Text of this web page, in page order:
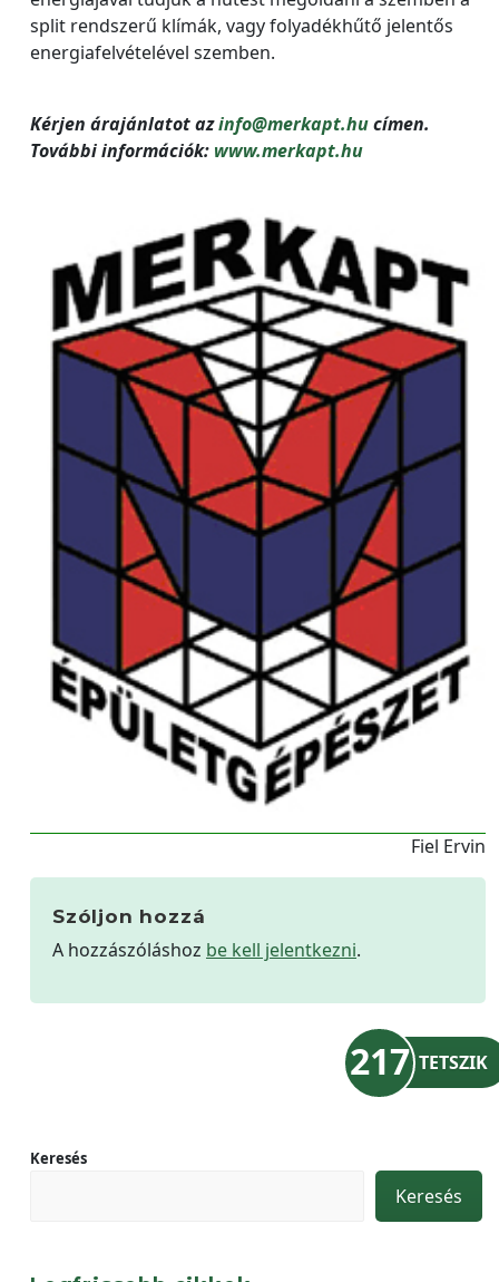
split rendszerű klímák, vagy folyadékhűtő jelentős
energiafelvételével szemben.
Kérjen árajánlatot azinfo@merkapt.hucímen.
További információk: www.merkapt.hu
Fiel Ervin
Szóljon hozzá
A hozzászóláshoz be kell jelentkezni.
217 TETSZIK
Keresés
Keresés